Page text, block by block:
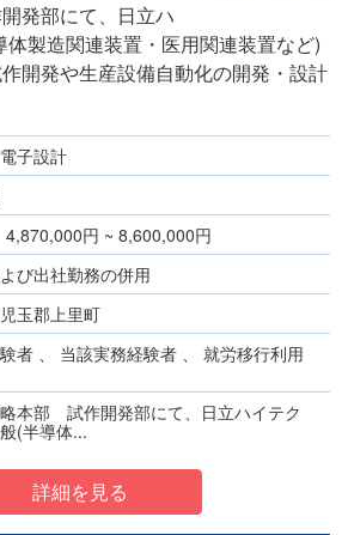
発部にて、日立ハ
体製造関連装置・医用関連装置など)
開発や生産設備自動化の開発・設計
子設計
4,870,000円 ~ 8,600,000円
び出社勤務の併用
玉郡上里町
者 、 当該実務経験者 、 就労移行利用
本部 試作開発部にて、日立ハイテク
(半導体...
詳細を見る